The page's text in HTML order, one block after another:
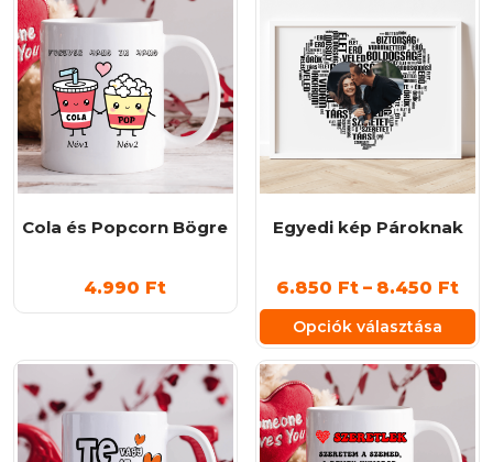
Cola és Popcorn Bögre
4.990 Ft
Egyedi kép Pároknak
6.850 Ft – 8.450 Ft
-
Opciók választása
Ennek
a
terméknek
több